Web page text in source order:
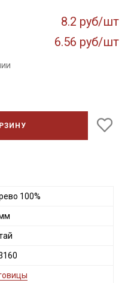
8.2 руб/шт
6.56 руб/шт
100%
30% на узкие